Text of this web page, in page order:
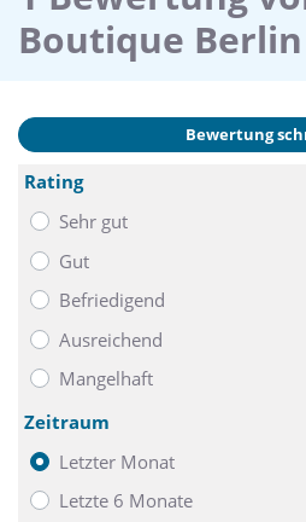
Boutique
Bewertung
Rating
Sehr gut
Gut
Befriedigend
Ausreichend
Mangelhaft
Zeitraum
Letzter Monat
Letzte 6 Monate